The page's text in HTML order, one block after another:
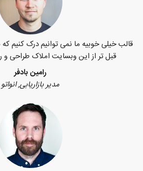
قالب خیلی خوبیه ما نمی توانیم درک کنیم
قبل تر از این وبسایت املاک طراحی و
رامین بادفر
مدیر بازاریابی, انواتو